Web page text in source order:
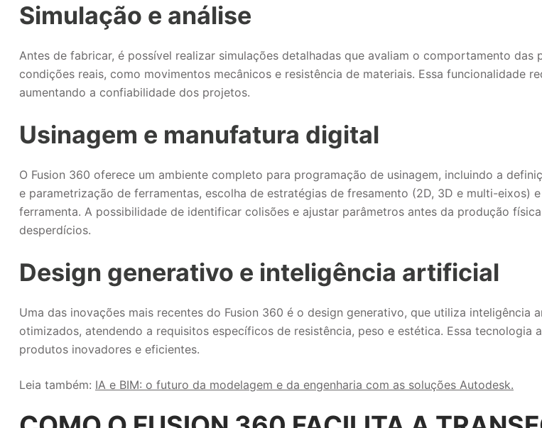
Simulação e análise
Antes de fabricar, é possível realizar simulações detalhadas que avaliam o comportamento das
condições reais, como movimentos mecânicos e resistência de materiais. Essa funcionalidade
aumentando a confiabilidade dos projetos.
Usinagem e manufatura digital
O Fusion 360 oferece um ambiente completo para programação de usinagem, incluindo a
e parametrização de ferramentas, escolha de estratégias de fresamento (2D, 3D e multi-eixos)
ferramenta. A possibilidade de identificar colisões e ajustar parâmetros antes da produção
desperdícios.
Design generativo e inteligência artificial
Uma das inovações mais recentes do Fusion 360 é o design generativo, que utiliza inteligência
otimizados, atendendo a requisitos específicos de resistência, peso e estética. Essa tecnologia
produtos inovadores e eficientes.
Leia também: IA e BIM: o futuro da modelagem e da engenharia com as soluções Autodesk.